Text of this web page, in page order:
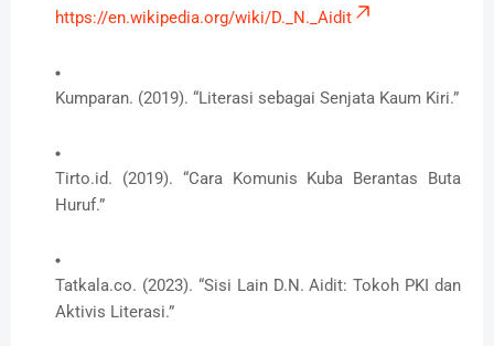
https://en.wikipedia.org/wiki/D._N._Aidit
Kumparan. (2019). “Literasi sebagai Senjata Kaum Kiri.”
Tirto.id. (2019). “Cara Komunis Kuba Berantas Buta
Huruf.”
Tatkala.co. (2023). “Sisi Lain D.N. Aidit: Tokoh PKI dan
Aktivis Literasi.”